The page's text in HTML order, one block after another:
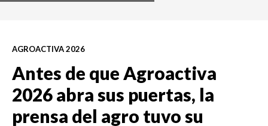
AGROACTIVA 2026
Antes de que Agroactiva
2026 abra sus puertas, la
prensa del agro tuvo su